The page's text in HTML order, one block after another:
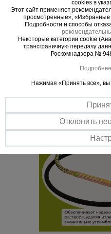
Совместимость
Подходит к глубинным
использовать сменные
Простая эксплуатация
Легко моется и очищается без
cookies в
Этот сайт применяет
просмотренные»,
Подробности и способы
Некоторые категории cookie
трансграничную передачу
Роскомнадзора №
Нажимая «Принять все», вы
Отклонить